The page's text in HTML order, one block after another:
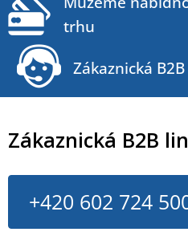
Zákaznická B2B
+420 602 724
trhu
Zákaznická